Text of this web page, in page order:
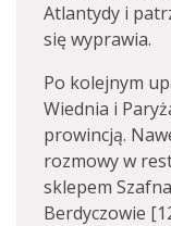
Atlantydy i
się wyprawia.
Po kolejnym
Wiednia i
prowincją.
rozmowy w
sklepem
Berdyczowie